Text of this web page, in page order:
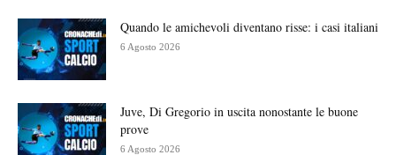
Quando le amichevoli diventano risse: i casi italiani
6 Agosto 2026
Juve, Di Gregorio in uscita nonostante le buone
prove
6 Agosto 2026